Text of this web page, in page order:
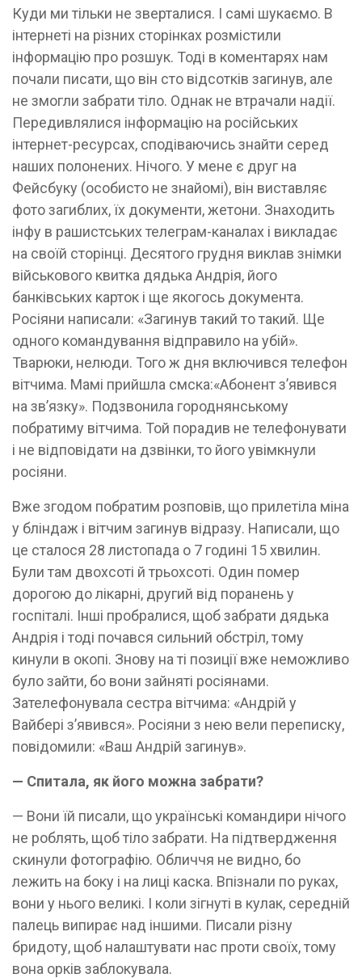
Куди ми тільки не зверталися. І самі шукаємо. В
інтернеті на різних сторінках розмістили
інформацію про розшук. Тоді в коментарях нам
почали писати, що він сто відсотків загинув, але
не змогли забрати тіло. Однак не втрачали надії.
Передивлялися інформацію на російських
інтернет-ресурсах, сподіваючись знайти серед
наших полонених. Нічого. У мене є друг на
Фейсбуку (особисто не знайомі), він виставляє
фото загиблих, їх документи, жетони. Знаходить
інфу в рашистських телеграм-каналах і викладає
на своїй сторінці. Десятого грудня виклав знімки
військового квитка дядька Андрія, його
банківських карток і ще якогось документа.
Росіяни написали: «Загинув такий то такий. Ще
одного командування відправило на убій».
Тварюки, нелюди. Того ж дня включився телефон
вітчима. Мамі прийшла смска:«Абонент з’явився
на зв’язку». Подзвонила городнянському
побратиму вітчима. Той порадив не телефонувати
і не відповідати на дзвінки, то його увімкнули
росіяни.
Вже згодом побратим розповів, що прилетіла міна
у бліндаж і вітчим загинув відразу. Написали, що
це сталося 28 листопада о 7 годині 15 хвилин.
Були там двохсоті й трьохсоті. Один помер
дорогою до лікарні, другий від поранень у
госпіталі. Інші пробралися, щоб забрати дядька
Андрія і тоді почався сильний обстріл, тому
кинули в окопі. Знову на ті позиції вже неможливо
було зайти, бо вони зайняті росіянами.
Зателефонувала сестра вітчима: «Андрій у
Вайбері з’явився». Росіяни з нею вели переписку,
повідомили: «Ваш Андрій загинув».
— Спитала, як його можна забрати?
— Вони їй писали, що українські командири нічого
не роблять, щоб тіло забрати. На підтвердження
скинули фотографію. Обличчя не видно, бо
лежить на боку і на лиці каска. Впізнали по руках,
вони у нього великі. І коли зігнуті в кулак, середній
палець випирає над іншими. Писали різну
бридоту, щоб налаштувати нас проти своїх, тому
вона орків заблокувала.